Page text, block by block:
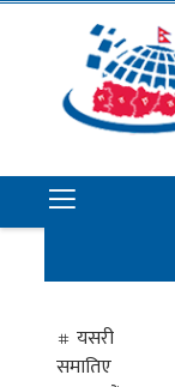
समाचार
राजनीति
अन्तराष्ट्रिय
अर्थ यसरी
समातिए